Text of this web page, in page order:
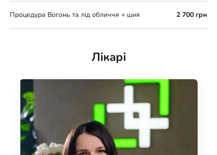
Процедура Вогонь та лід обличчя + шия 2 700 грн
Лікарі